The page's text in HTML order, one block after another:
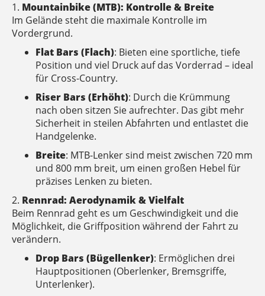
1. Mountainbike (MTB): Kontrolle & Breite
Im Gelände steht die maximale Kontrolle im
Vordergrund.
Flat Bars (Flach): Bieten eine sportliche, tiefe
Position und viel Druck auf das Vorderrad – ideal
für Cross-Country.
Riser Bars (Erhöht): Durch die Krümmung
nach oben sitzen Sie aufrechter. Das gibt mehr
Sicherheit in steilen Abfahrten und entlastet die
Handgelenke.
Breite: MTB-Lenker sind meist zwischen 720 mm
und 800 mm breit, um einen großen Hebel für
präzises Lenken zu bieten.
2. Rennrad: Aerodynamik & Vielfalt
Beim Rennrad geht es um Geschwindigkeit und die
Möglichkeit, die Griffposition während der Fahrt zu
verändern.
Drop Bars (Bügellenker): Ermöglichen drei
Hauptpositionen (Oberlenker, Bremsgriffe,
Unterlenker).